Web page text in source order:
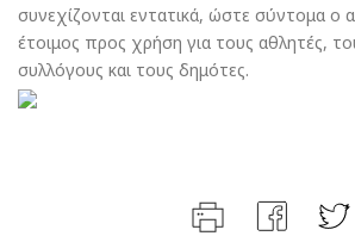
συνεχίζονται εντατικά, ώστε σύντομα ο
έτοιμος προς χρήση για τους αθλητές,
συλλόγους και τους δημότες.